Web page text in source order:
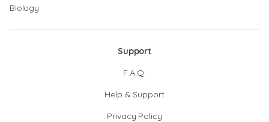
Biology
Support
F.A.Q.
Help & Support
Privacy Policy